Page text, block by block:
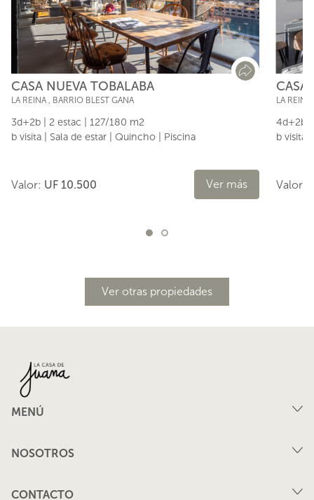
CASA NUEVA TOBALABA
LA REINA, BARRIO BLEST GANA
3d+2b | 2 estac | 127/180 m2
b visita | Sala de estar | Quincho | Piscina
Valor: UF 10.500 Ver más
CASA
LA REINA
4d+2b |
b visita
Valor:
Ver otras propiedades
MENÚ
NOSOTROS
CONTACTO